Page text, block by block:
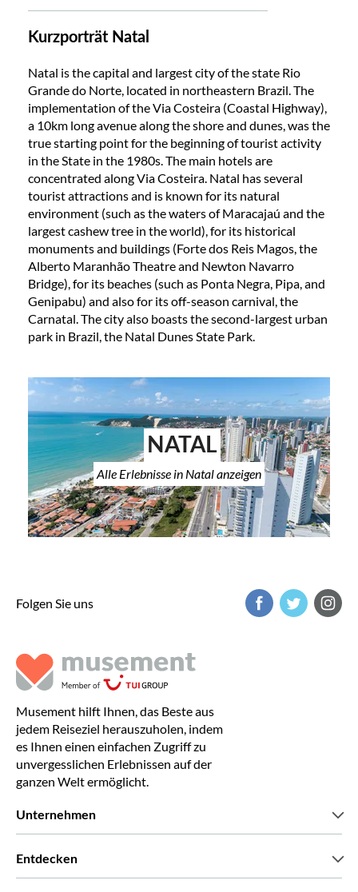
Kurzporträt Natal
Natal is the capital and largest city of the state Rio
Grande do Norte, located in northeastern Brazil. The
implementation of the Via Costeira (Coastal Highway),
a 10km long avenue along the shore and dunes, was the
true starting point for the beginning of tourist activity
in the State in the 1980s. The main hotels are
concentrated along Via Costeira. Natal has several
tourist attractions and is known for its natural
environment (such as the waters of Maracajaú and the
largest cashew tree in the world), for its historical
monuments and buildings (Forte dos Reis Magos, the
Alberto Maranhão Theatre and Newton Navarro
Bridge), for its beaches (such as Ponta Negra, Pipa, and
Genipabu) and also for its off-season carnival, the
Carnatal. The city also boasts the second-largest urban
park in Brazil, the Natal Dunes State Park.
NATAL
Alle Erlebnisse in Natal anzeigen
Folgen Sie uns
Musement hilft Ihnen, das Beste aus
jedem Reiseziel herauszuholen, indem
es Ihnen einen einfachen Zugriff zu
unvergesslichen Erlebnissen auf der
ganzen Welt ermöglicht.
Unternehmen
Entdecken